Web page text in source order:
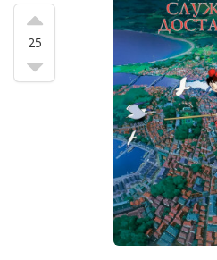
25